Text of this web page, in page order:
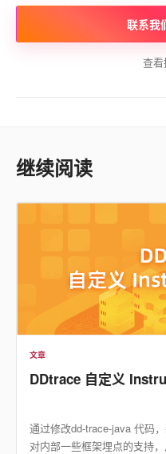
联系我
查
继续阅读
文章
DDtrace 自定义
通过修改dd-trace-java 代码
对内部一些框架埋点的支持，